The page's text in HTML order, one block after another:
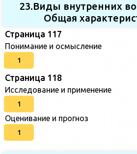
23.Виды внутренних
Общая
Страница 117
Понимание и осмысление
1
Страница 118
Исследование и применение
1
Оценивание и прогноз
1